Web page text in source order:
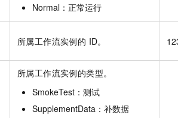
Normal：正常运行
所属工作流实例的 ID。
所属工作流实例的类型。
SmokeTest：测试
SupplementData：补数据